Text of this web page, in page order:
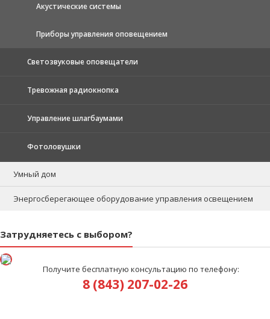
Акустические системы
Приборы управления оповещением
Светозвуковые оповещатели
Тревожная радиокнопка
Управление шлагбаумами
Фотоловушки
Умный дом
Энергосберегающее оборудование управления освещением
Затрудняетесь с выбором?
Получите бесплатную консультацию по телефону:
8 (843) 207-02-26